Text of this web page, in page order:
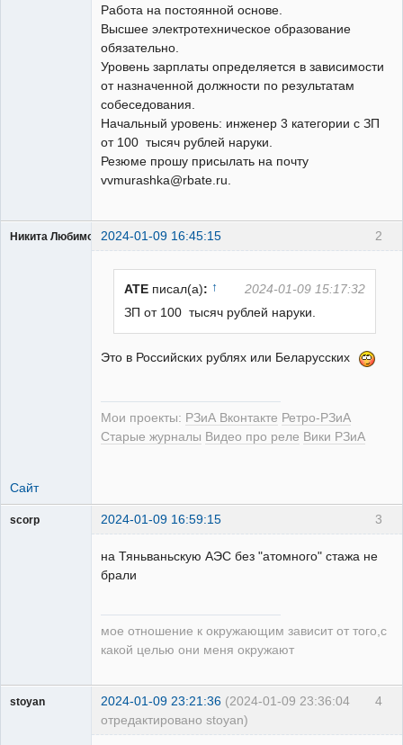
Работа на постоянной основе.
Высшее электротехническое образование
обязательно.
Уровень зарплаты определяется в зависимости
от назначенной должности по результатам
собеседования.
Начальный уровень: инженер 3 категории с ЗП
от 100 тысяч рублей наруки.
Резюме прошу присылать на почту
vvmurashka@rbate.ru.
2
Никита Любимов 2024-01-09 16:45:15
ATE писал(а): ↑
2024-01-09 15:17:32
ЗП от 100 тысяч рублей наруки.
Это в Российских рублях или Беларусских
Мои проекты: РЗиА Вконтакте Ретро-РЗиА
Старые журналы Видео про реле Вики РЗиА
Сайт
3
scorp 2024-01-09 16:59:15
на Тяньваньскую АЭС без "атомного" стажа не
брали
мое отношение к окружающим зависит от того,с
какой целью они меня окружают
4
stoyan 2024-01-09 23:21:36 (2024-01-09 23:36:04
отредактировано stoyan)